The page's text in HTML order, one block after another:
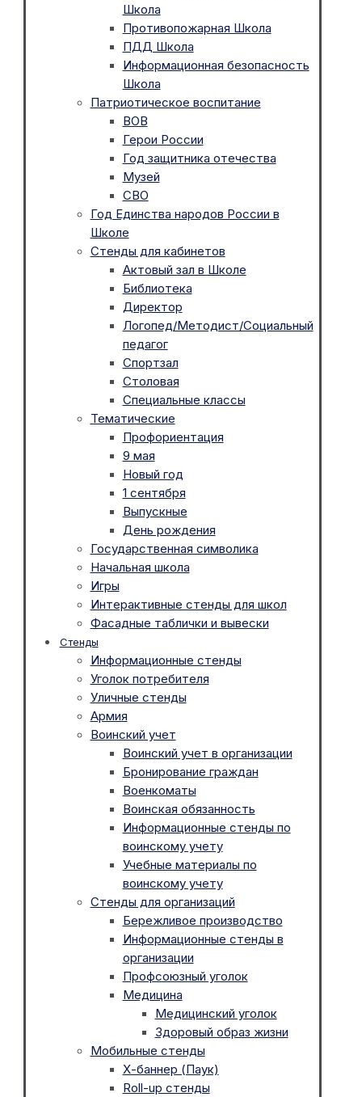
Школа
Противопожарная Школа
ПДД Школа
Информационная безопасность
Школа
Патриотическое воспитание
ВОВ
Герои России
Год защитника отечества
Музей
СВО
Год Единства народов России в
Школе
Стенды для кабинетов
Актовый зал в Школе
Библиотека
Директор
Логопед/Методист/Социальный
педагог
Спортзал
Столовая
Специальные классы
Тематические
Профориентация
9 мая
Новый год
1 сентября
Выпускные
День рождения
Государственная символика
Начальная школа
Игры
Интерактивные стенды для школ
Фасадные таблички и вывески
Стенды
Информационные стенды
Уголок потребителя
Уличные стенды
Армия
Воинский учет
Воинский учет в организации
Бронирование граждан
Военкоматы
Воинская обязанность
Информационные стенды по
воинскому учету
Учебные материалы по
воинскому учету
Стенды для организаций
Бережливое производство
Информационные стенды в
организации
Профсоюзный уголок
Медицина
Медицинский уголок
Здоровый образ жизни
Мобильные стенды
Х-баннер (Паук)
Roll-up стенды